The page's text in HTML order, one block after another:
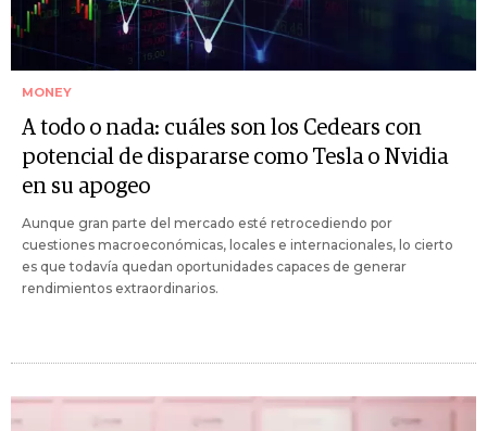
MONEY
A todo o nada: cuáles son los Cedears con
potencial de dispararse como Tesla o Nvidia
en su apogeo
Aunque gran parte del mercado esté retrocediendo por
cuestiones macroeconómicas, locales e internacionales, lo cierto
es que todavía quedan oportunidades capaces de generar
rendimientos extraordinarios.